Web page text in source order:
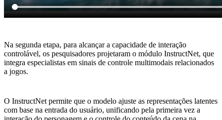
Na segunda etapa, para alcançar a capacidade de interação
controlável, os pesquisadores projetaram o módulo InstructNet, que
integra especialistas em sinais de controle multimodais relacionados
a jogos.
O InstructNet permite que o modelo ajuste as representações latentes
com base na entrada do usuário, unificando pela primeira vez a